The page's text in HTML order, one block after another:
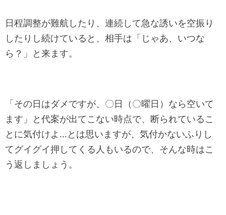
日程調整が難航したり、連続して急な誘いを空振り
したりし続けていると、相手は「じゃあ、いつな
ら？」と来ます。
「その日はダメですが、〇日（〇曜日）なら空いて
ます」と代案が出てこない時点で、断られているこ
とに気付けよ…とは思いますが、気付かないふりし
てグイグイ押してくる人もいるので、そんな時はこ
う返しましょう。